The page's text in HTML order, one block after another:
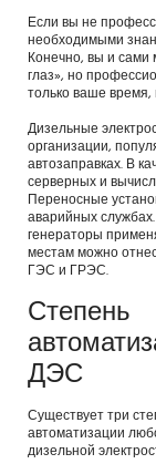
Если вы не
необходимыми
Конечно, вы и
глаз», но
только ваше
Дизельные
организации,
автозаправках. В
серверных и
Переносные
аварийных
генераторы
местам можно
ГЭС и ГРЭС.
Степень
ДЭС
Существует три
автоматизации
дизельной